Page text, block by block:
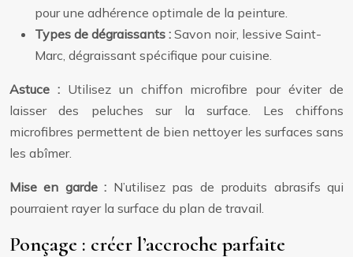
pour une adhérence optimale de la peinture.
Types de dégraissants : Savon noir, lessive Saint-
Marc, dégraissant spécifique pour cuisine.
Astuce : Utilisez un chiffon microfibre pour éviter de
laisser des peluches sur la surface. Les chiffons
microfibres permettent de bien nettoyer les surfaces sans
les abîmer.
Mise en garde : N’utilisez pas de produits abrasifs qui
pourraient rayer la surface du plan de travail.
Ponçage : créer l’accroche parfaite